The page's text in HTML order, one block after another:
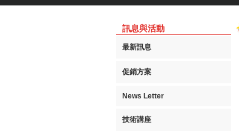
訊息與活動
最新訊息
促銷方案
News Letter
技術講座